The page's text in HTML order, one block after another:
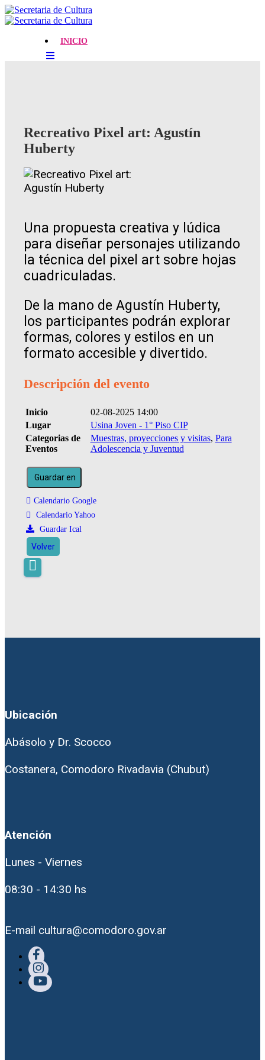
INICIO
Recreativo Pixel art: Agustín
Huberty
Una propuesta creativa y lúdica
para diseñar personajes utilizando
la técnica del pixel art sobre hojas
cuadriculadas.
De la mano de Agustín Huberty,
los participantes podrán explorar
formas, colores y estilos en un
formato accesible y divertido.
Descripción del evento
Inicio
02-08-2025 14:00
Lugar
Usina Joven - 1° Piso CIP
Categorias de
Eventos
Muestras, proyecciones y visitas, Para
Adolescencia y Juventud
Guardar en
Calendario Google
Calendario Yahoo
Guardar Ical
Volver
Ubicación
Abásolo y Dr. Scocco
Costanera, Comodoro Rivadavia (Chubut)
Atención
Lunes - Viernes
08:30 - 14:30 hs
E-mail cultura@comodoro.gov.ar